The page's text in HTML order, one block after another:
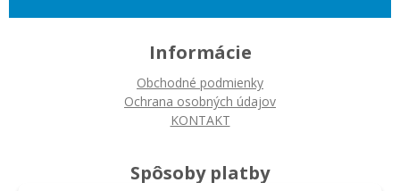
Informácie
Obchodné podmienky
Ochrana osobných údajov
KONTAKT
Spôsoby platby